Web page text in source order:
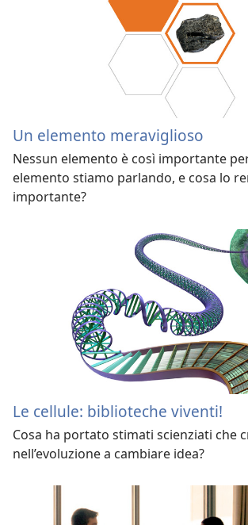
Un elemento meraviglioso
Nessun elemento è così importante
elemento stiamo parlando, e cosa lo
importante?
Le cellule: biblioteche viventi!
Cosa ha portato stimati scienziati che
nell’evoluzione a cambiare idea?